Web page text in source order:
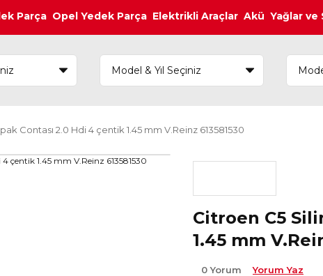
Parça Opel Yedek Parça Elektrikli Araçlar Akü Yağlar ve
Contası 2.0 Hdi 4 çentik 1.45 mm V.Reinz 613581530
Citroen C5
1.45 mm
0 Yorum Yorum Yaz